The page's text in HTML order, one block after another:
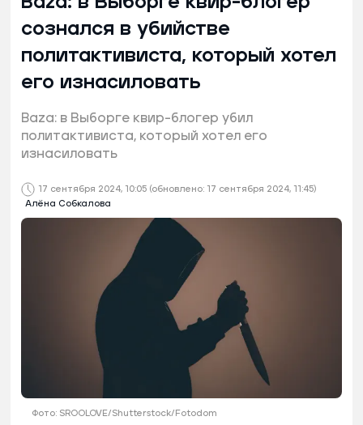
17 сентября 2024, 10:05 (обновлено: 17 сентября 2024, 11:45)
Алёна Собкалова
сознался в убийстве
политактивиста, который хотел
его изнасиловать
Baza: в Выборге квир-блогер убил
политактивиста, который хотел его
изнасиловать
Фото: SROOLOVE/Shutterstock/Fotodom